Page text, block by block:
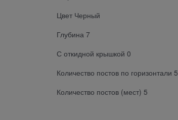
Цвет Черный
Глубина 7
С откидной крышкой 0
Количество постов по горизонтали 5
Количество постов (мест) 5